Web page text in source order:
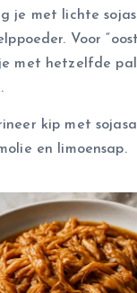
je met lichte
Voor
je met hetzelfde
kip met
en limoensap.